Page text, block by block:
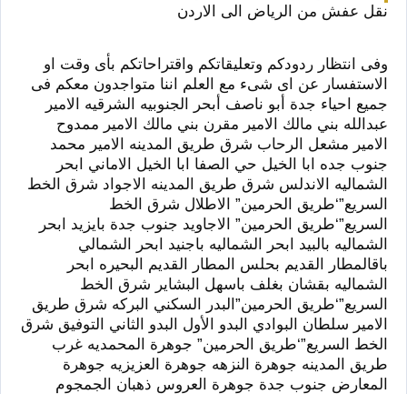
نقل عفش من الرياض الى الاردن
وفى انتظار ردودكم وتعليقاتكم واقتراحاتكم بأى وقت او
الاستفسار عن اى شىء مع العلم اننا متواجدون معكم فى
جميع احياء جدة أبو ناصف أبحر الجنوبيه الشرقيه الامير
عبدالله بني مالك الامير مقرن بني مالك الامير ممدوح
الامير مشعل الرحاب شرق طريق المدينه الامير محمد
جنوب جده ابا الخيل حي الصفا ابا الخيل الاماني ابحر
الشماليه الاندلس شرق طريق المدينه الاجواد شرق الخط
السريع”‘طريق الحرمين” الاطلال شرق الخط
السريع”‘طريق الحرمين” الاجاويد جنوب جدة بايزيد ابحر
الشماليه بالبيد ابحر الشماليه باجنيد ابحر الشمالي
باقالمطار القديم بحلس المطار القديم البحيره ابحر
الشماليه بقشان بغلف باسهل البشاير شرق الخط
السريع”‘طريق الحرمين”البدر السكني البركه شرق طريق
الامير سلطان البوادي البدو الأول البدو الثاني التوفيق شرق
الخط السريع”‘طريق الحرمين” جوهرة المحمديه غرب
طريق المدينه جوهرة النزهه جوهرة العزيزيه جوهرة
المعارض جنوب جدة جوهرة العروس ذهبان الجمجوم